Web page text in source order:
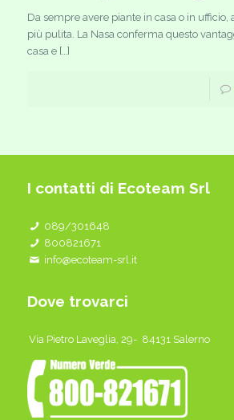
Da sempre avere piante in casa o in ufficio,
più pulita. La Nasa conferma questo
casa e […]
I contatti di Ecoteam Srl
089/301648
800821671
info@ecoteam-srl.it
Dove trovarci
Via Pietro Laveglia, 29- 84131 Salerno